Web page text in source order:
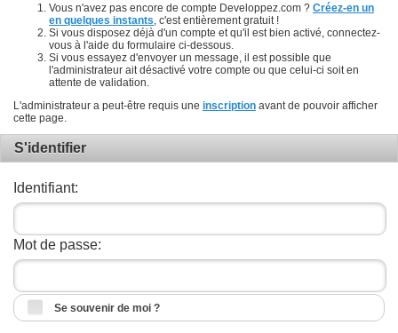
Vous n'avez pas encore de compte Developpez.com ? Créez-en un
en quelques instants , c'est entièrement gratuit !
Si vous disposez déjà d'un compte et qu'il est bien activé, connectez-
vous à l'aide du formulaire ci-dessous.
Si vous essayez d'envoyer un message, il est possible que
l'administrateur ait désactivé votre compte ou que celui-ci soit en
attente de validation.
L'administrateur a peut-être requis une inscription avant de pouvoir afficher
cette page.
S'identifier
Identifiant:
Mot de passe:
Se souvenir de moi ?